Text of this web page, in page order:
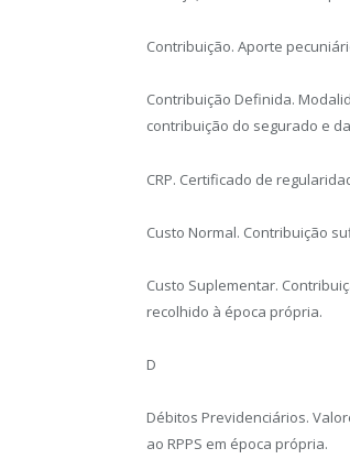
Contribuição. Aporte
Contribuição Definida.
contribuição do segurado e
CRP. Certificado de
Custo Normal. Contribuição
Custo Suplementar.
recolhido à época própria.
D
Débitos Previdenciários.
ao RPPS em época própria.